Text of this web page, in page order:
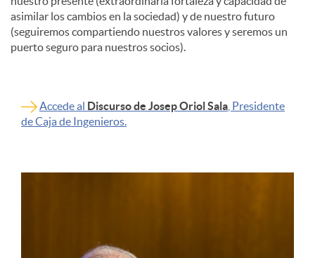
asimilar los cambios en la sociedad) y de nuestro futuro
(seguiremos compartiendo nuestros valores y seremos un
puerto seguro para nuestros socios).
Accede al Discurso de Josep Oriol Sala , Presidente
de Caja de Ingenieros.